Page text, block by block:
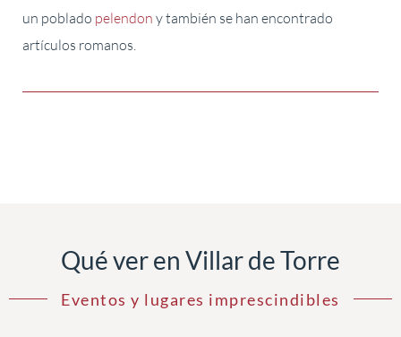
un poblado pelendon y también se han encontrado
artículos romanos.
Qué ver en Villar de Torre
Eventos y lugares imprescindibles